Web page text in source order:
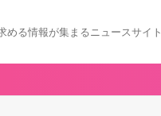
める情報が集まるニュースサイト